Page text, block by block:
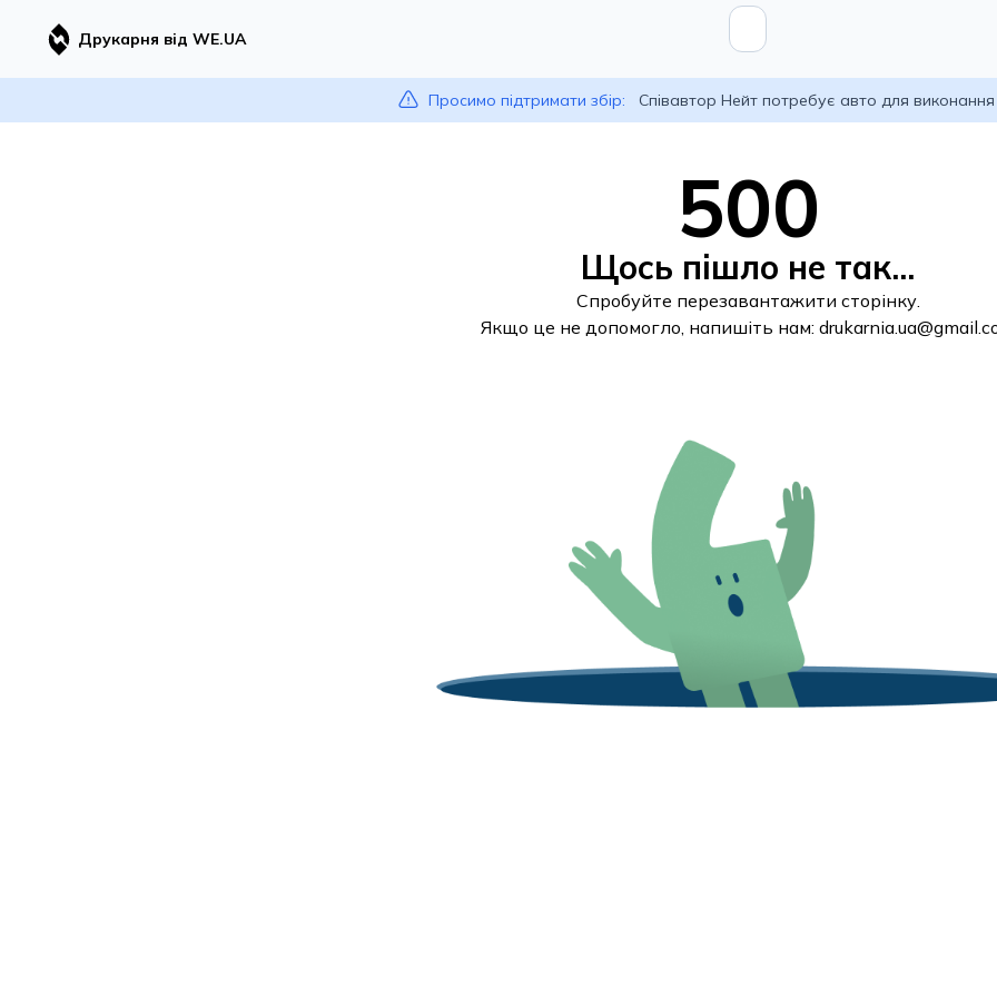
Друкарня від WE.UA
Просимо підтримати збір: Співавтор Нейт потребує авто для
500
Щось пішло не так...
Спробуйте перезавантажити сторінку.
Якщо це не допомогло, напишіть нам: